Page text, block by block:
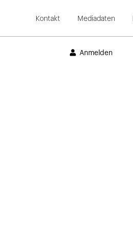
Kontakt Mediadaten
Anmelden